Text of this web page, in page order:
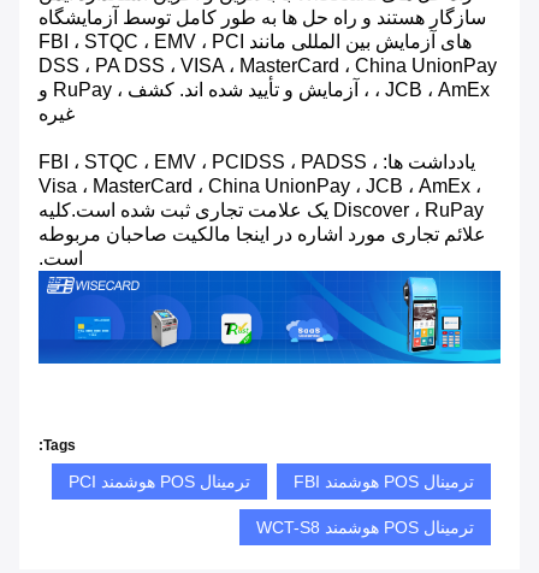
سازگار هستند و راه حل ها به طور کامل توسط آزمایشگاه
های آزمایش بین المللی مانند FBI ، STQC ، EMV ، PCI
DSS ، PA DSS ، VISA ، MasterCard ، China UnionPay
، JCB ، AmEx ، آزمایش و تأیید شده اند. کشف ، RuPay و
غیره
یادداشت ها: FBI ، STQC ، EMV ، PCIDSS ، PADSS ،
Visa ، MasterCard ، China UnionPay ، JCB ، AmEx ،
Discover ، RuPay یک علامت تجاری ثبت شده است.کلیه
علائم تجاری مورد اشاره در اینجا مالکیت صاحبان مربوطه
است.
Tags:
ترمینال POS هوشمند FBI ترمینال POS هوشمند PCI
ترمینال POS هوشمند WCT-S8